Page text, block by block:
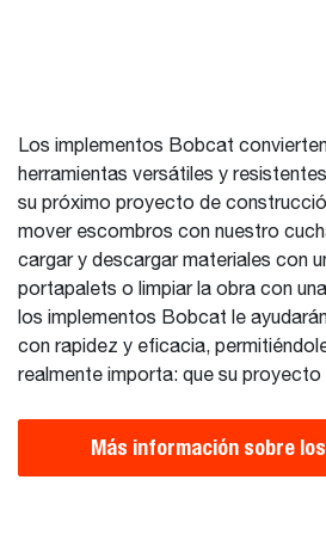
Los implementos Bobcat
herramientas versátiles y
su próximo proyecto de
mover escombros con nuestro
cargar y descargar materiales con
portapalets o limpiar la obra con
los implementos Bobcat le
con rapidez y eficacia,
realmente importa: que su proyecto
Más información sobre